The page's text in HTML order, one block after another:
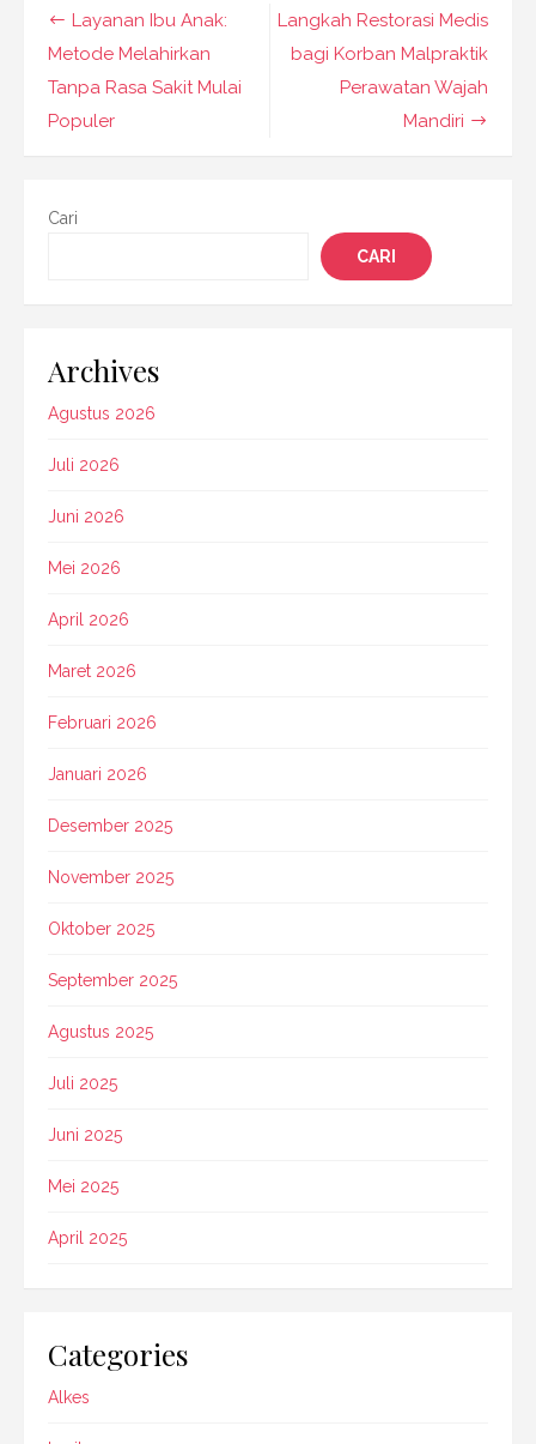
Navigasi
pos
Langkah Restorasi Medis
bagi Korban Malpraktik
Perawatan Wajah
Mandiri
Layanan Ibu Anak:
Metode Melahirkan
Tanpa Rasa Sakit Mulai
Populer
Cari
CARI
Archives
Agustus 2026
Juli 2026
Juni 2026
Mei 2026
April 2026
Maret 2026
Februari 2026
Januari 2026
Desember 2025
November 2025
Oktober 2025
September 2025
Agustus 2025
Juli 2025
Juni 2025
Mei 2025
April 2025
Categories
Alkes